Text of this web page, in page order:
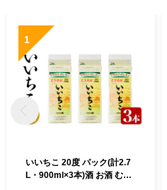
1
いいちこ 20度 パック(計2.7
L・900ml×3本)酒 お酒 むぎ